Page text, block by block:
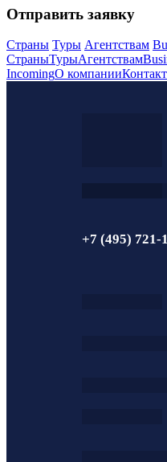
Отправить заявку
Страны Туры Агентствам
СтраныТурыАгентствам
IncomingО компании
+7 (495) 721-